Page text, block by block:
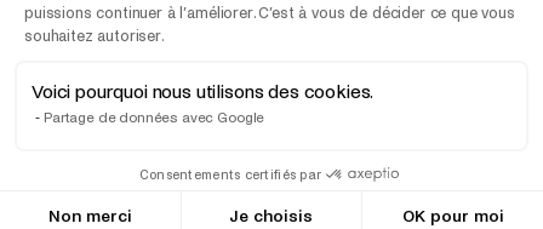
puissions continuer à l’améliorer. C’est à vous de décider ce que vous
souhaitez autoriser.
Voici pourquoi nous utilisons des cookies.
Partage de données avec Google
Consentements certifiés par
Non merci Je choisis OK pour moi